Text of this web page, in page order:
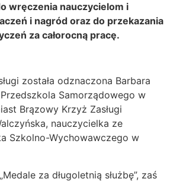
wręczenia nauczycielom i
i nagród oraz do przekazania
za całorocną pracę.
została odznaczona Barbara
Samorządowego w
Brązowy Krzyż Zasługi
nauczycielka ze
Szkolno-Wychowawczego w
za długoletnią służbę”, zaś